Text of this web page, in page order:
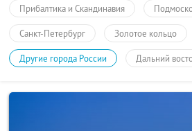
Прибалтика и Скандинавия
Санкт-Петербург Золотое кольцо
Другие города России Дальний